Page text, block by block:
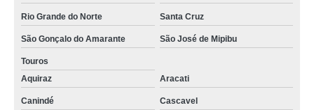
Rio Grande do Norte Santa Cruz
São Gonçalo do Amarante São José de Mipibu
Touros
Aquiraz
Aracati
Canindé Cascavel